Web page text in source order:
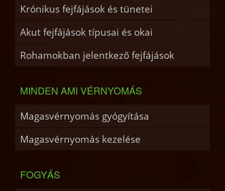
Krónikus fejfájások és tünetei
Akut fejfájások típusai és okai
Rohamokban jelentkező fejfájások
MINDEN AMI VÉRNYOMÁS
Magasvérnyomás gyógyítása
Magasvérnyomás kezelése
FOGYÁS